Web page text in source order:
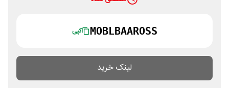
MOBLBAAROSS کپی
لینک خرید